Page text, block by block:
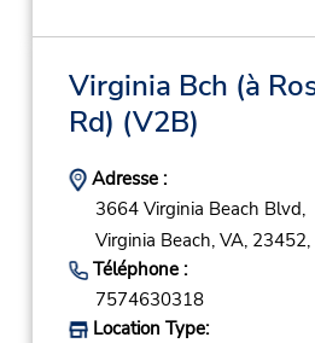
Virginia Bch (à
Rd) (V2B)
Adresse :
3664 Virginia Beach Blvd,
Virginia Beach, VA, 23452,
Téléphone :
7574630318
Location Type: